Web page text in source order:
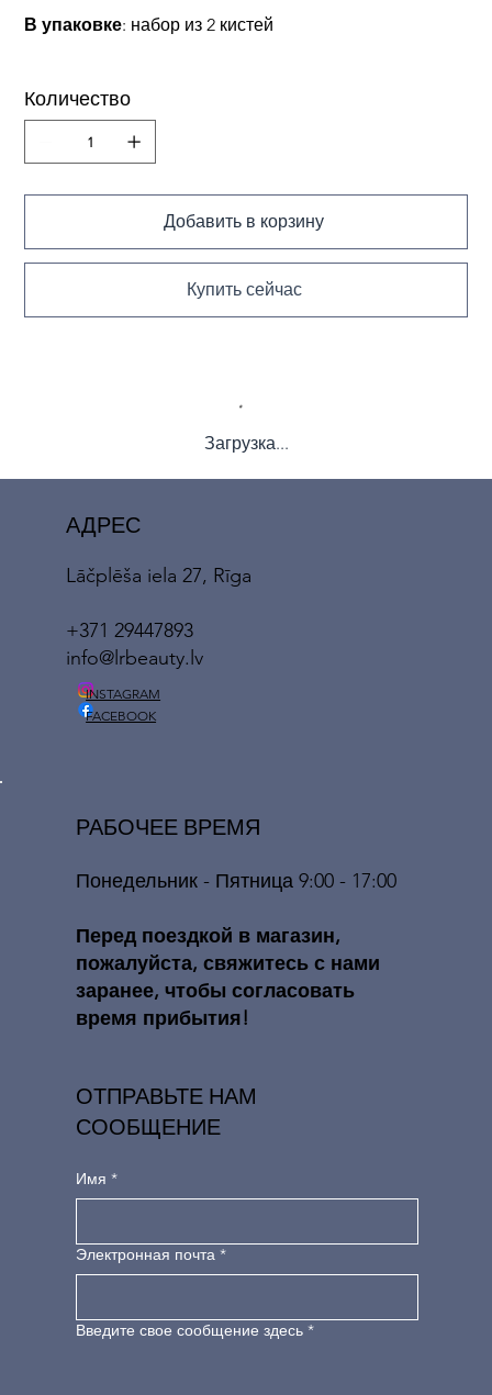
В упаковке: набор из 2 кистей
Количество
Добавить в корзину
Купить сейчас
Загрузка...
АДРЕС
Lāčplēša iela 27, Rīga
+371 29447893
info@lrbeauty.lv
INSTAGRAM
FACEBOOK
РАБОЧЕЕ ВРЕМЯ
Понедельник - Пятница 9:00 - 17:00
​​Перед поездкой в ​​магазин,
пожалуйста, свяжитесь с нами
заранее, чтобы согласовать
время прибытия!
ОТПРАВЬТЕ НАМ
СООБЩЕНИЕ
Имя *
Электронная почта *
Введите свое сообщение здесь *